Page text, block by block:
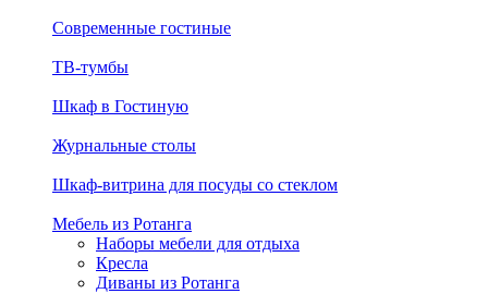
Современные гостиные
ТВ-тумбы
Шкаф в Гостиную
Журнальные столы
Шкаф-витрина для посуды со стеклом
Мебель из Ротанга
Наборы мебели для отдыха
Кресла
Диваны из Ротанга